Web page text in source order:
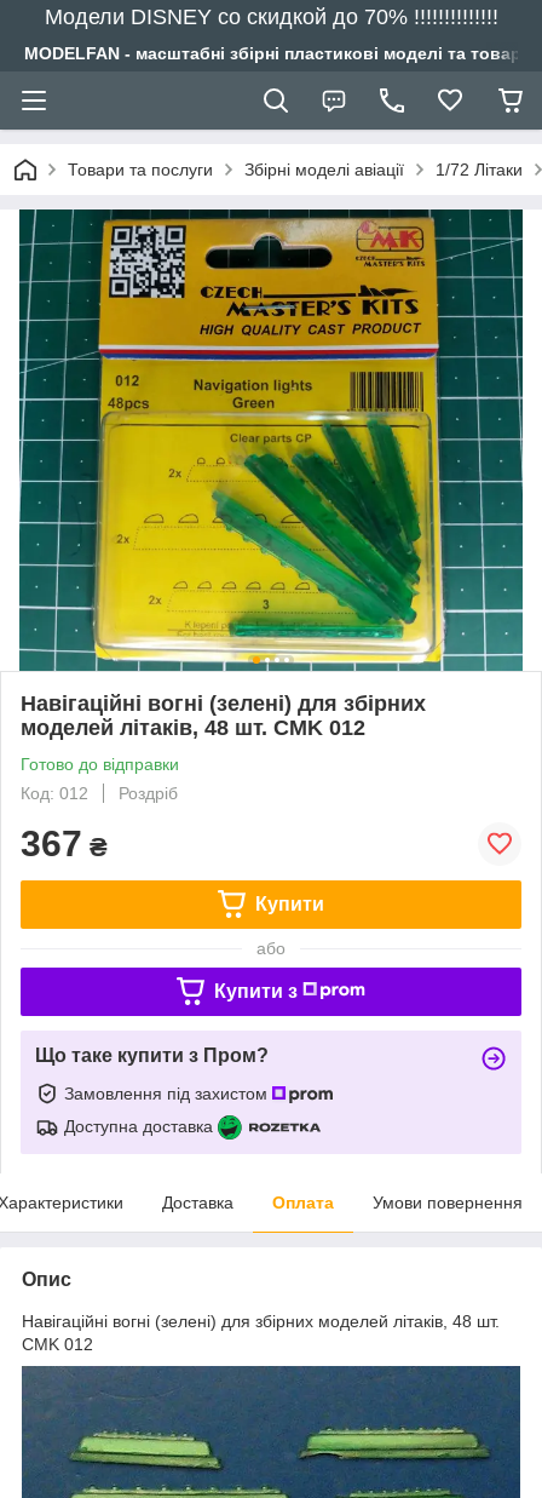
Модели DISNEY со скидкой до 70% !!!!!!!!!!!!!!
MODELFAN - масштабні збірні пластикові моделі та
Товари та послуги Збірні моделі авіації 1/72 Літаки
Навігаційні вогні (зелені) для збірних
моделей літаків, 48 шт. CMK 012
Готово до відправки
Код: 012
Роздріб
367 ₴
Купити
або
Купити з
Що таке купити з Пром?
Замовлення під захистом
Доступна доставка
Доставка Оплата Умови повернення
Опис
Навігаційні вогні (зелені) для збірних моделей літаків, 48 шт.
CMK 012